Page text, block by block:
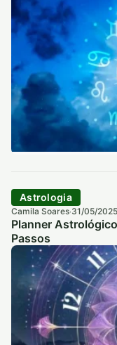
Astrologia
Camila Soares·31/05/
Planner
Passos